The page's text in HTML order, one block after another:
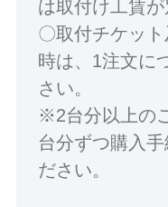
は取付け工賃が
〇取付チケッ
時は、1注文に
さい。
※2台分以上の
台分ずつ購入
ださい。